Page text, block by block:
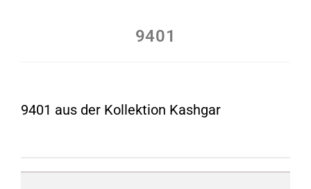
9401
9401 aus der Kollektion Kashgar